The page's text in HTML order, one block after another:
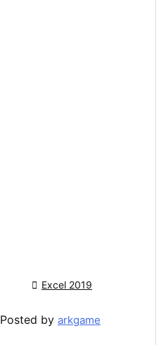
 Excel 2019
Posted by arkgame